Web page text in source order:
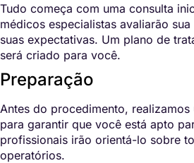
Tudo começa com uma consulta
médicos especialistas avaliarão
suas expectativas. Um plano de
será criado para você.
Preparação
Antes do procedimento, realizamos
para garantir que você está apto
profissionais irão orientá-lo sobre
operatórios.